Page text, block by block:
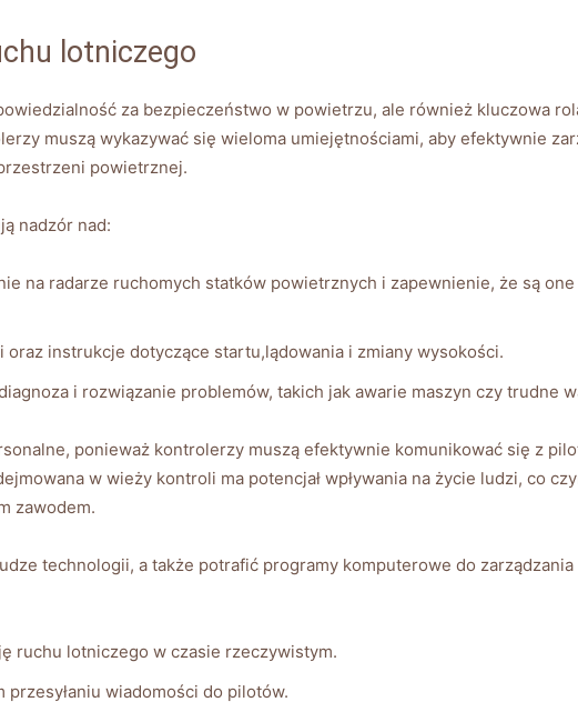
lotniczego
za bezpieczeństwo w powietrzu, ale również kluczowa
muszą wykazywać się wieloma umiejętnościami, aby efektywnie
powietrznej.
nadzór nad:
na radarze ruchomych statków powietrznych i zapewnienie, że są
oraz instrukcje dotyczące startu,lądowania i zmiany wysokości.
i rozwiązanie problemów, takich jak awarie maszyn czy trudne
ponieważ kontrolerzy muszą efektywnie komunikować się z
w wieży kontroli ma potencjał wpływania na życie ludzi, co
zawodem.
technologii, a także potrafić programy komputerowe do
ruchu lotniczego w czasie rzeczywistym.
przesyłaniu wiadomości do pilotów.